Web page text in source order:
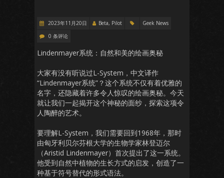
2023年11月20日 Beta, Pilot
Geek News
0 条评论
Lindenmayer系统：自然和美的绘画奥秘
大家有没有听说过L-System，中文译作
“Lindenmayer系统”？这个系统不仅有着优雅的
名字，还隐藏着许多令人惊叹的绘画奥秘。今天
就让我们一起揭开这个神秘的面纱，探索这项令
人陶醉的艺术。
要理解L-System，我们需要回到1968年，那时
由匈牙利贝尔芬根大学的生物学家林登迈尔
（Aristid Lindenmayer）首次提出了这一系统。
他受到自然中植物的生长方式的启发，创造了一
种基于符号替代的形式语法。